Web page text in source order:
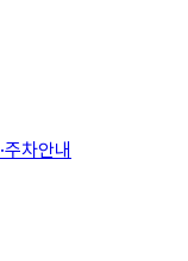
주차안내